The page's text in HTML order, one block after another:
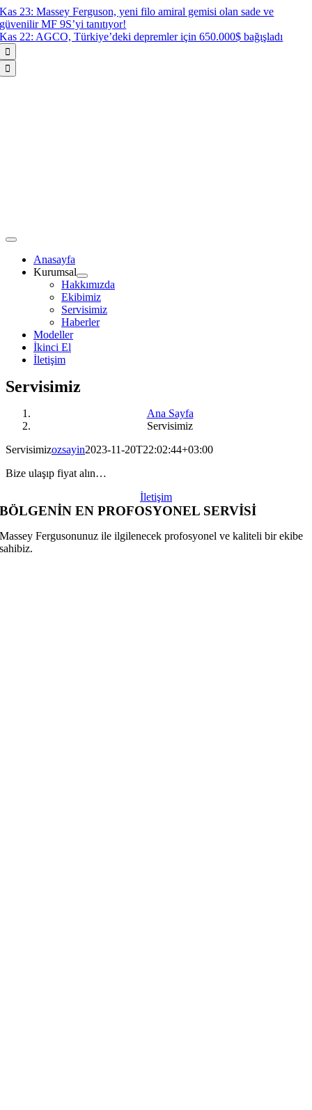
Skip
to
content
Kas 23:Massey Ferguson, yeni filo amiral gemisi olan sade ve
güvenilir MF 9S’yi tanıtıyor!
Kas 22: AGCO, Türkiye’deki depremler için 650.000$ bağışladı


Toggle
NavigationAnasayfa
Kurumsal
Hakkımızda
Ekibimiz
Servisimiz
Haberler
Modeller
İkinci El
İletişim
Servisimiz
Ana Sayfa
Servisimiz
Servisimizozsayin2023-11-20T22:02:44+03:00
Bize ulaşıp fiyat alın…
İletişim
BÖLGENİN EN PROFOSYONEL SERVİSİ
Massey Fergusonunuz ile ilgilenecek profosyonel ve kaliteli bir ekibe
sahibiz.